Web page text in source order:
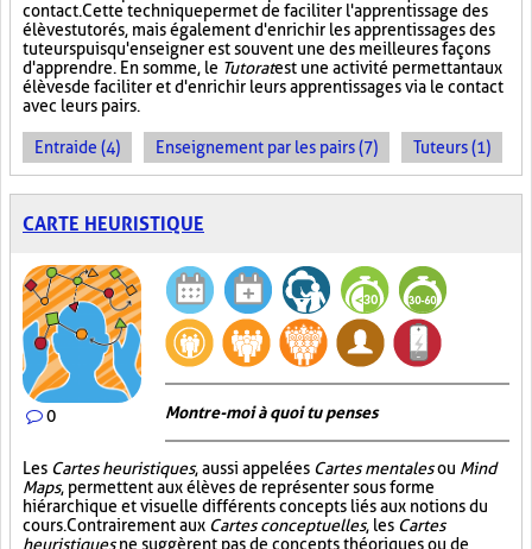
contact. Cette technique permet de faciliter l'apprentissage des
élèves tutorés, mais également d'enrichir les apprentissages des
tuteurs puisqu'enseigner est souvent une des meilleures façons
d'apprendre. En somme, le Tutoratest une activité permettant aux
élèves de faciliter et d'enrichir leurs apprentissages via le contact
avec leurs pairs.
Entraide (4) Enseignement par les pairs (7) Tuteurs (1)
CARTE HEURISTIQUE
0 Montre-moi à quoi tu penses
Les Cartes heuristiques, aussi appelées Cartes mentalesou Mind
Maps, permettent aux élèves de représenter sous forme
hiérarchique et visuelle différents concepts liés aux notions du
cours. Contrairement aux Cartes conceptuelles, les Cartes
heuristiquesne suggèrent pas de concepts théoriques ou de